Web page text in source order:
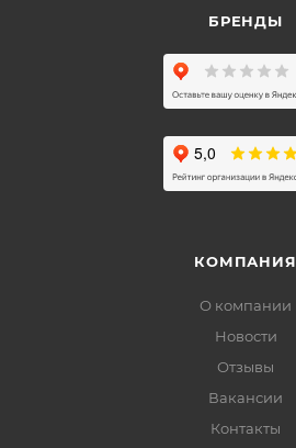
БРЕНДЫ
КОМПАНИЯ
О компании
Новости
Отзывы
Вакансии
Контакты